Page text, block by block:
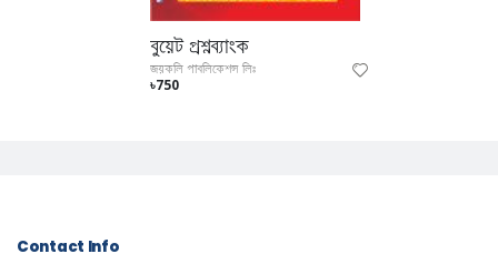
বুয়েট প্রশ্নব্যাংক
জয়কলি পাবলিকেশন্স লিঃ
৳750
Contact Info